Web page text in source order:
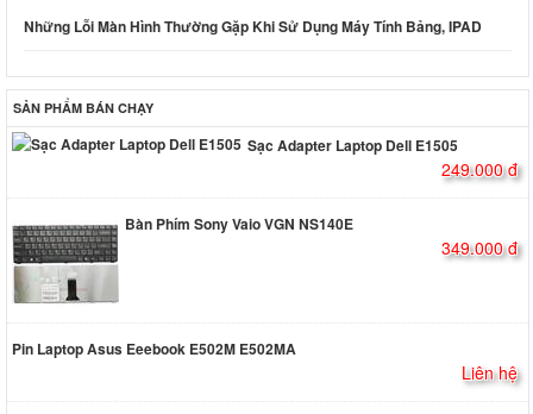
Những Lỗi Màn Hình Thường Gặp Khi Sử Dụng Máy Tính Bảng, IPAD
SẢN PHẨM BÁN CHẠY
Sạc Adapter Laptop Dell E1505
249.000 đ
Bàn Phím Sony Vaio VGN NS140E
349.000 đ
Pin Laptop Asus Eeebook E502M E502MA
Liên hệ